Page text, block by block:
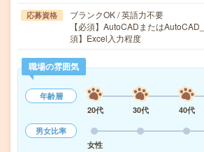
応募資格
ブランクOK / 英語力不要
【必須】AutoCADまたは
須】Excel入力程度
職場の雰囲気
年齢層
20代
30代 40代
男女比率
女性